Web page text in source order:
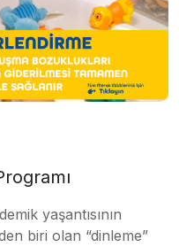
yaşantısının
biri olan “dinleme”